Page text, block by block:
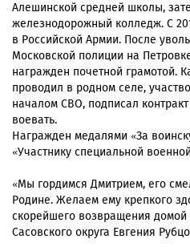
Алешинской средней школы,
железнодорожный колледж. С
в Российской Армии. После
Московской полиции на
награжден почетной грамотой.
проводил в родном селе,
началом СВО, подписал
воевать.
Награжден медалями «За
«Участнику специальной
«Мы гордимся Дмитрием, его
Родине. Желаем ему крепкого
скорейшего возвращения домой
Сасовского округа Евгения